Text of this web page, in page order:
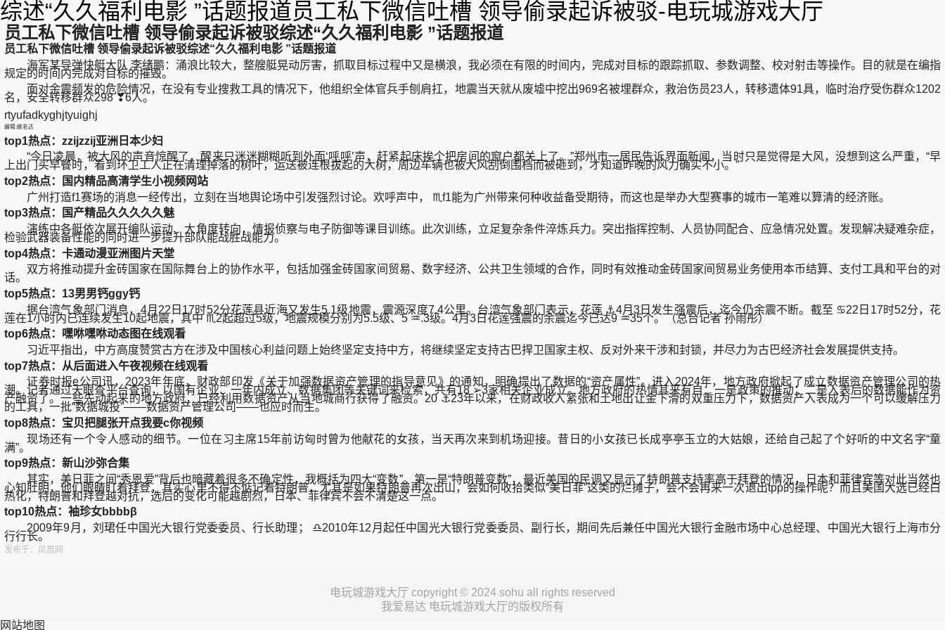
综述“久久福利电影 ”话题报道员工私下微信吐槽 领导偷录起诉被驳-电玩城游戏大厅
员工私下微信吐槽 领导偷录起诉被驳综述“久久福利电影 ”话题报道
员工私下微信吐槽 领导偷录起诉被驳综述“久久福利电影 ”话题报道
海军某导弹快艇大队 李绪鹏：涌浪比较大，整艘艇晃动厉害，抓取目标过程中又是横浪，我必须在有限的时间内，完成对目标的跟踪抓取、参数调整、校对射击等操作。目的就是在编指
规定的时间内完成对目标的摧毁。
面对余震频发的危险情况，在没有专业搜救工具的情况下，他组织全体官兵手刨肩扛，地震当天就从废墟中挖出969名被埋群众，救治伤员23人，转移遗体91具，临时治疗受伤群众1202
名，安全转移群众298 ❣6人。
rtyufadkyghjtyuighj
编辑:姚名达
top1热点：zzijzzij亚洲日本少妇
“今日凌晨，被大风的声音惊醒了，醒来只迷迷糊糊听到外面‘呼呼’声，赶紧起床挨个把房间的窗户都关上了。”郑州市一居民告诉界面新闻，当时只是觉得是大风，没想到这么严重，“早
上出门买早餐时，看到环卫工人正在清理掉落的树叶，运送被连根拔起的大树，周边车辆也被大风刮倒围档而被砸到，才知道昨晚的风力确实不小。”
top2热点：国内精品高清学生小视频网站
广州打造f1赛场的消息一经传出，立刻在当地舆论场中引发强烈讨论。欢呼声中， ♏f1能为广州带来何种收益备受期待，而这也是举办大型赛事的城市一笔难以算清的经济账。
top3热点：国产精品久久久久久魅
演练中各艇依次展开编队运动、大角度转向，情报侦察与电子防御等课目训练。此次训练，立足复杂条件淬炼兵力。突出指挥控制、人员协同配合、应急情况处置。发现解决疑难杂症，
检验武器装备性能的同时进一步提升部队能战胜战能力。
top4热点：卡通动漫亚洲图片天堂
双方将推动提升金砖国家在国际舞台上的协作水平，包括加强金砖国家间贸易、数字经济、公共卫生领域的合作，同时有效推动金砖国家间贸易业务使用本币结算、支付工具和平台的对
话。
top5热点：13男男钙ggy钙
据台湾气象部门消息，4月22日17时52分花莲县近海又发生5.1级地震，震源深度7.4公里。台湾气象部门表示，花莲 ⚓4月3日发生强震后，迄今仍余震不断。截至 ♋22日17时52分，花
莲在1小时内已连续发生10起地震，其中 ♏2起超过5级，地震规模分别为5.5级、5 ♒.3级。4月3日花莲强震的余震迄今已达9 ♒35个。（总台记者 孙雨彤）
top6热点：嘿咻嘿咻动态图在线观看
习近平指出，中方高度赞赏古方在涉及中国核心利益问题上始终坚定支持中方，将继续坚定支持古巴捍卫国家主权、反对外来干涉和封锁，并尽力为古巴经济社会发展提供支持。
top7热点：从后面进入午夜视频在线观看
证券时报e公司讯，2023年年底，财政部印发《关于加强数据资产管理的指导意见》的通知，明确提出了数据的“资产属性”。进入2024年，地方政府掀起了成立数据资产管理公司的热
潮。记者通过天眼查平台查询，以国有企业、一年内成立、数据集团等关键词来检索，共有18 ➢3家相关企业成立。地方政府的热情其来有自：一是政策的推动；二是入表后的数据能作为资
产融资了。一些先动起来的地方政府，已经利用数据资产从当地城商行获得了融资。20 ⚓23年以来，在财政收入紧张和土地出让金下滑的双重压力下，数据资产入表成为一个可以缓解压力
的工具，一批“数据城投”——数据资产管理公司——也应时而生。
top8热点：宝贝把腿张开点我要c你视频
现场还有一个令人感动的细节。一位在习主席15年前访匈时曾为他献花的女孩，当天再次来到机场迎接。昔日的小女孩已长成亭亭玉立的大姑娘，还给自己起了个好听的中文名字“童
满”。
top9热点：新山沙弥合集
其实，美日菲之间“秀恩爱”背后也暗藏着很多不确定性，我概括为四大“变数”。第一是“特朗普变数”，最近美国的民调又显示了特朗普支持率高于拜登的情况，日本和菲律宾等对此当然也
心知肚明，他们眼睛盯着拜登，其实心里不得不惦记着特朗普，尤其是如果特朗普再次出山，会如何收拾类似“美日菲”这类的烂摊子，会不会再来一次退出tpp的操作呢？而且美国大选已经白
热化，特朗普和拜登越对抗，选后的变化可能越剧烈，日本、菲律宾不会不清楚这一点。
top10热点：袖珍女bbbbβ
2009年9月，刘珺任中国光大银行党委委员、行长助理； ♎2010年12月起任中国光大银行党委委员、副行长，期间先后兼任中国光大银行金融市场中心总经理、中国光大银行上海市分
行行长。
发布于：凤凰网
电玩城游戏大厅 copyright © 2024 sohu all rights reserved
我爱易达 电玩城游戏大厅的版权所有
网站地图